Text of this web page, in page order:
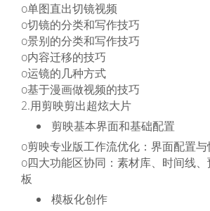
o单图直出切镜视频
o切镜的分类和写作技巧
o景别的分类和写作技巧
o内容迁移的技巧
o运镜的几种方式
o基于漫画做视频的技巧
2.用剪映剪出超炫大片
剪映基本界面和基础配置
o剪映专业版工作流优化：界面配置
o四大功能区协同：素材库、时间线
板
模板化创作